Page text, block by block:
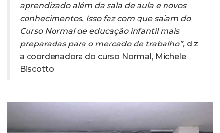
aprendizado além da sala de aula e novos
conhecimentos. Isso faz com que saiam do
Curso Normal de educação infantil mais
preparadas para o mercado de trabalho”, diz
a coordenadora do curso Normal, Michele
Biscotto.